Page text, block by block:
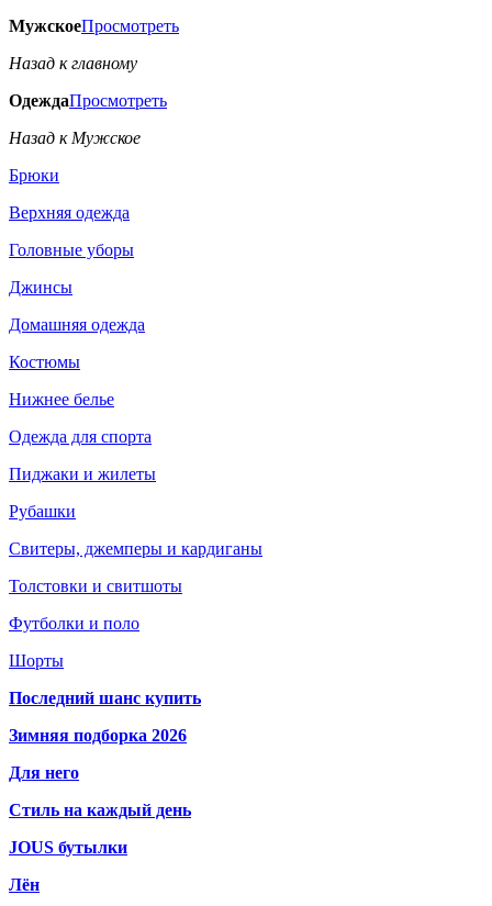
МужскоеПросмотреть
Назад к главному
ОдеждаПросмотреть
Назад к Мужское
Брюки
Верхняя одежда
Головные уборы
Джинсы
Домашняя одежда
Костюмы
Нижнее белье
Одежда для спорта
Пиджаки и жилеты
Рубашки
Свитеры, джемперы и кардиганы
Толстовки и свитшоты
Футболки и поло
Шорты
Последний шанс купить
Зимняя подборка 2026
Для него
Стиль на каждый день
JOUS бутылки
Лён